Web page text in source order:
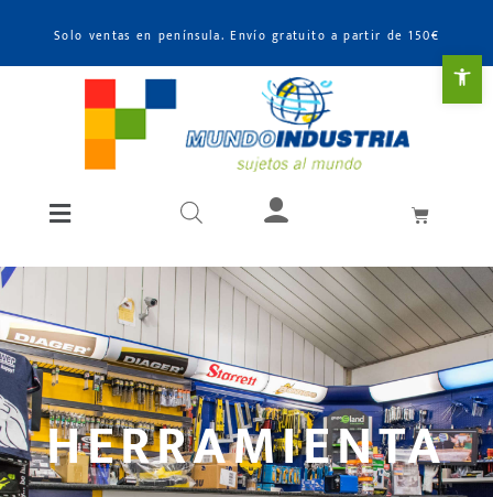
Solo ventas en península. Envío gratuito a partir de 150€
HERRAMIENTA